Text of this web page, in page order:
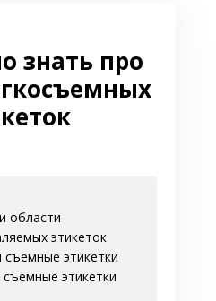
знать про
области
этикеток
этикетки
этикетки